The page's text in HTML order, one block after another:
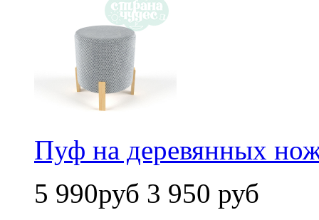
Пуф на деревянных
5 990руб 3 950 руб